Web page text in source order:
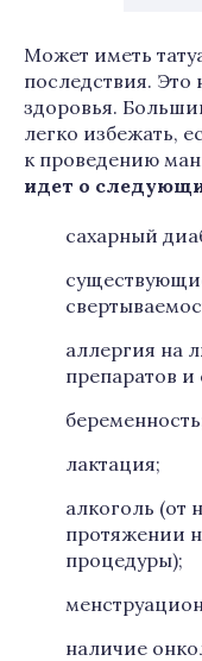
Может иметь
последствия. Это
здоровья.
легко избежать,
к проведению
идет о
сахарный
аллергия на
препаратов и
лактация;
алкоголь (от
протяжении
процедуры);
наличие